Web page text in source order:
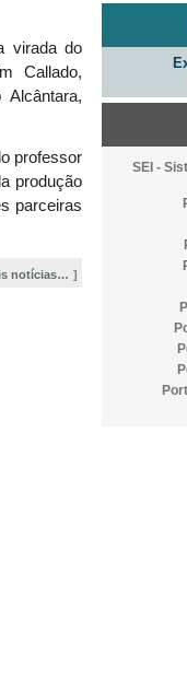
virada do
Callado,
professor
produção
parceiras
notícias…
SEI -